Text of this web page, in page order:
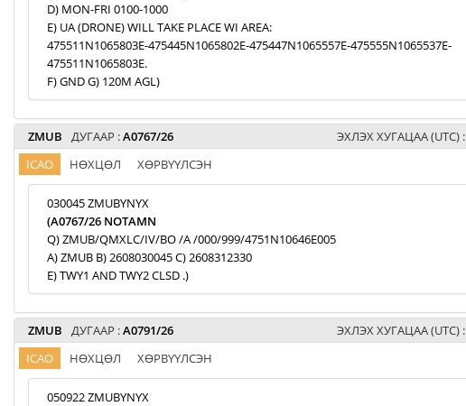
D) MON-FRI 0100-1000
E) UA (DRONE) WILL TAKE PLACE WI AREA:
475511N1065803E-475445N1065802E-475447N1065557E-475555N1065537E-
475511N1065803E.
F) GND G) 120M AGL)
ZMUB ДУГААР :A0767/26 ЭХЛЭХ ХУГАЦАА (UTC) :
ICAO НӨХЦӨЛ ХӨРВҮҮЛСЭН
030045 ZMUBYNYX
(A0767/26 NOTAMN
Q) ZMUB/QMXLC/IV/BO /A /000/999/4751N10646E005
A) ZMUB B) 2608030045 C) 2608312330
E) TWY1 AND TWY2 CLSD .)
ZMUB ДУГААР :A0791/26 ЭХЛЭХ ХУГАЦАА (UTC) :
ICAO НӨХЦӨЛ ХӨРВҮҮЛСЭН
050922 ZMUBYNYX